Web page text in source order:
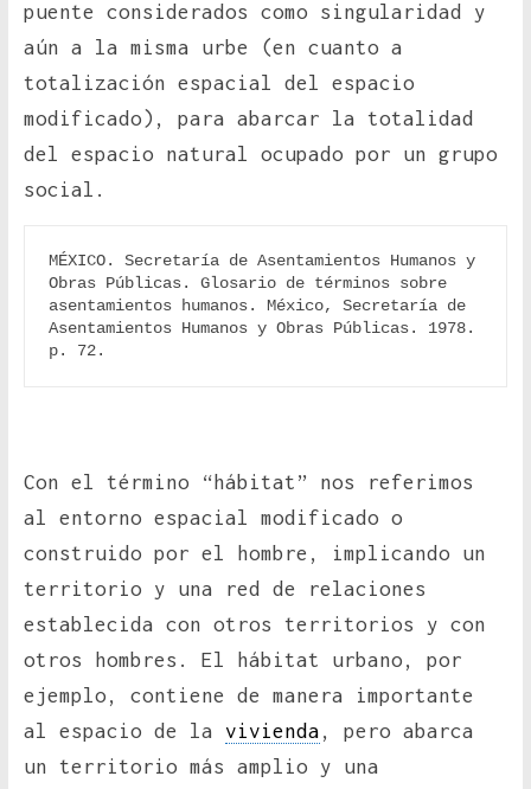
puente considerados como singularidad y
aún a la misma urbe (en cuanto a
totalización espacial del espacio
modificado), para abarcar la totalidad
del espacio natural ocupado por un grupo
social.
MÉXICO. Secretaría de Asentamientos Humanos y
Obras Públicas. Glosario de términos sobre
asentamientos humanos. México, Secretaría de
Asentamientos Humanos y Obras Públicas. 1978.
p. 72.
Con el término “hábitat” nos referimos
al entorno espacial modificado o
construido por el hombre, implicando un
territorio y una red de relaciones
establecida con otros territorios y con
otros hombres. El hábitat urbano, por
ejemplo, contiene de manera importante
al espacio de la vivienda , pero abarca
un territorio más amplio y una